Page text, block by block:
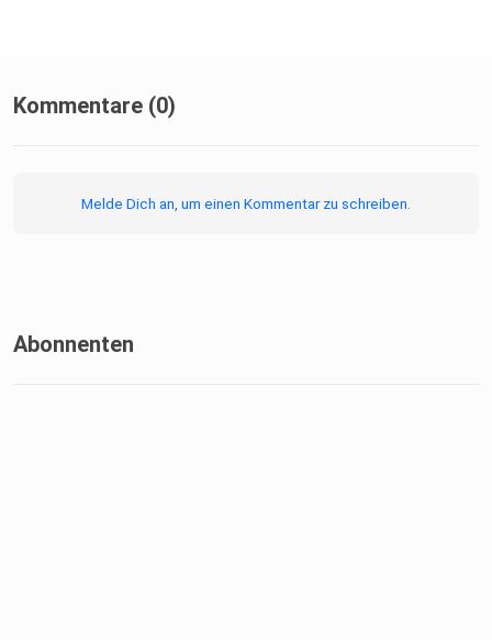
Kommentare (0)
Melde Dich an, um einen Kommentar zu schreiben.
Abonnenten